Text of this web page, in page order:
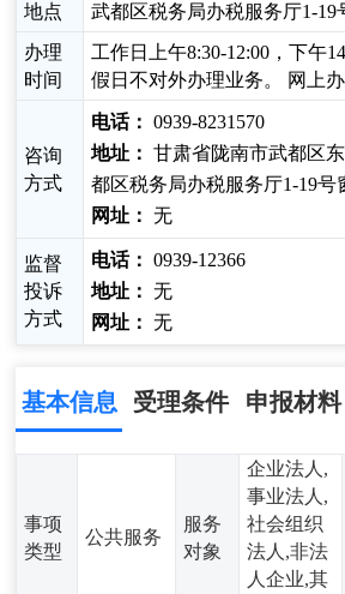
地点
武都区税务局办税服务厅1-19
办理
时间
工作日上午8:30-12:00，下午
假日不对外办理业务。 网上办
咨询
方式
电话： 0939-8231570
地址： 甘肃省陇南市武都区
都区税务局办税服务厅1-19号
网址： 无
监督
投诉
方式
电话： 0939-12366
地址： 无
网址： 无
基本信息 受理条件 申报材料
事项
类型
公共服务
服务
对象
企业法人,
事业法人,
社会组织
法人,非法
人企业,其